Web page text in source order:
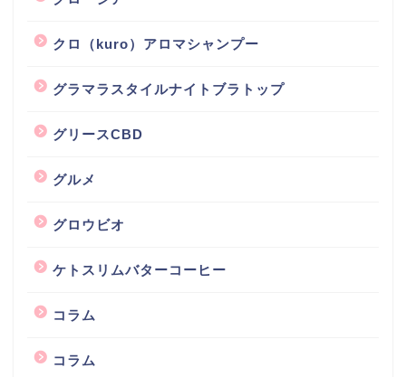
クロ（kuro）アロマシャンプー
グラマラスタイルナイトブラトップ
グリースCBD
グルメ
グロウビオ
ケトスリムバターコーヒー
コラム
コラム